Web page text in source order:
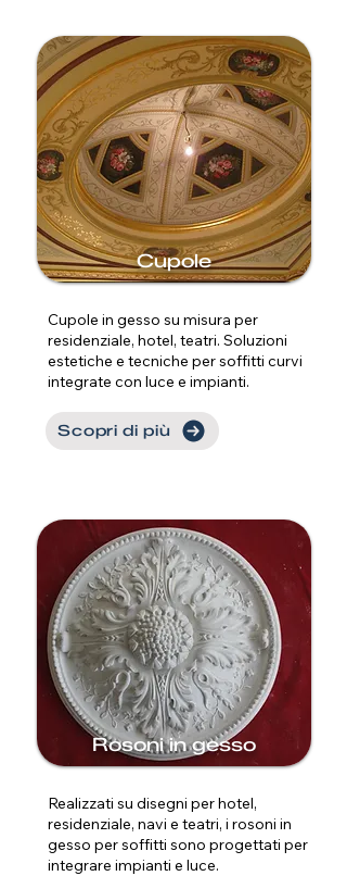
Cupole
Cupole in gesso su misura per
residenziale, hotel, teatri. Soluzioni
estetiche e tecniche per soffitti curvi
integrate con luce e impianti.
Scopri di più
Rosoni in gesso
Realizzati su disegni per hotel,
residenziale, navi e teatri, i rosoni in
gesso per soffitti sono progettati per
integrare impianti e luce.